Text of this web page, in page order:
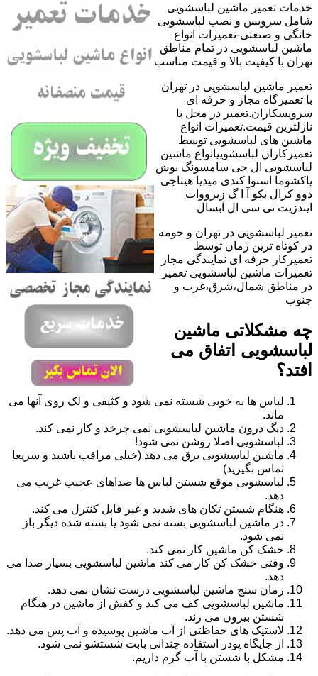
خدمات تعمیر ماشین لباسشویی
شامل سرویس و نصب لباسشویی
خانگی و صنعتی-تعمیرات انواع
ماشین لباسشویی در تمام مناطق
تهران با کیفیت بالا و قیمت مناسب
تعمیر ماشین لباسشویی در تهران
با تعمیرگاه مجاز و حرفه ای
سرویسکاران.تعمیر در محل با
نازلترین قیمت.تعمیرات انواع
ماشین های لباسشویی توسط
تعمیرکاران لباسشوییانواع ماشین
لباسشویی ال جی سامسونگ بوش
پاکشوما اسنوا کندی میدیا هیتاچی
دوو کرال بکو آ ا گ زیرووات
ایندزیت تی سی ال آبسال
تعمیر لباسشویی در تهران و حومه
در کوتاه ترین زمان توسط
تعمیرکار حرفه ای نمایندگی مجاز
تعمیرات ماشین لباسشویی تعمیر
در مناطق شمال،شرق،غرب و
جنوب
چه مشکلاتی ماشین
لباسشویی اتفاق می
افتد؟
لباس ها به خوبی شسته نمی شود و کثیفی و لک روی آنها می
ماند.
دیگ درون ماشین لباسشویی نمی چرخد و کار نمی کند.
لباسشویی اصلا روشن نمی شود!
ماشین لباسشویی برق می دهد (خیلی مراقب باشید و سریعا
تماس بگیرید)
لباسشویی موقع شستن لباس ها صداهای عجیب غریب می
دهد.
هنگام شستن تکان های شدید و غیر قابل کنترل می کند.
در ماشین لباسشویی بسته نمی شود یا بسته شده دیگر باز
نمی شود.
خشک کن ماشین کار نمی کند.
وقتی خشک کن کار می کند ماشین لباسشویی بسیار صدا می
دهد.
زمان سنج ماشین لباسشویی درست نشان نمی دهد.
ماشین لباسشویی کف می کند و کفش از ماشین در هنگام
شستن بیرون می زند.
لاستیک های حفاظتی از آب ماشین پوسیده و آب پس می دهد.
از جایگاه پودر استفاده چندانی بابت شستشو نمی شود.
مشکل با شستن با آب گرم داریم.